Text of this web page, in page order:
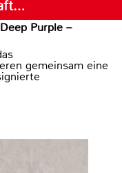
Purple –
gemeinsam eine